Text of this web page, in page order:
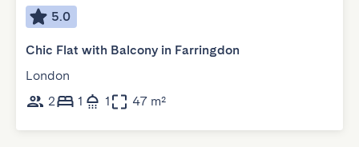
5.0
Chic Flat with Balcony in Farringdon
London
2
1 1 47 m²